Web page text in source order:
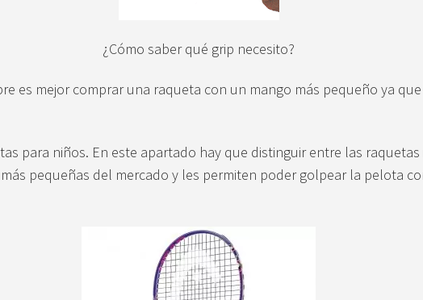
¿Cómo saber qué grip necesito?
es mejor comprar una raqueta con un mango más pequeño ya
para niños. En este apartado hay que distinguir entre las
pequeñas del mercado y les permiten poder golpear la pelota